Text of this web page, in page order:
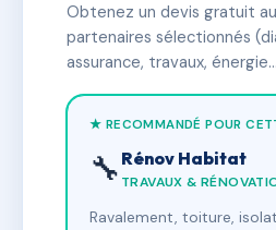
Obtenez un devis gratuit
partenaires sélectionnés
assurance, travaux,
★ RECOMMANDÉ POUR
🔧 Rénov Habitat
TRAVAUX &
Ravalement, toiture,